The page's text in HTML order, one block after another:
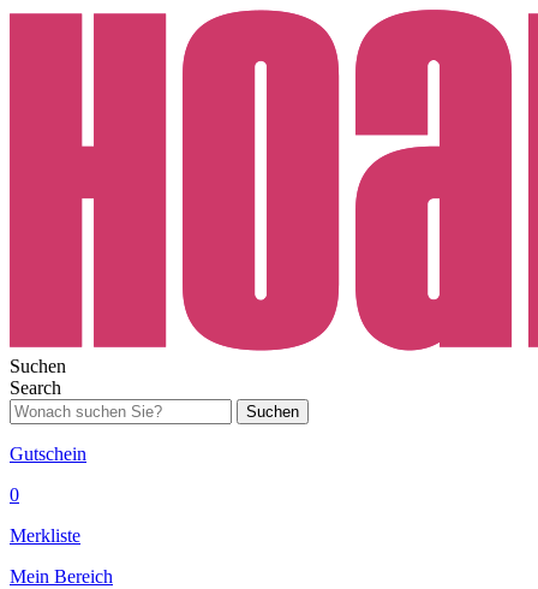
Suchen
Search
Suchen
Gutschein
0
Merkliste
Mein Bereich